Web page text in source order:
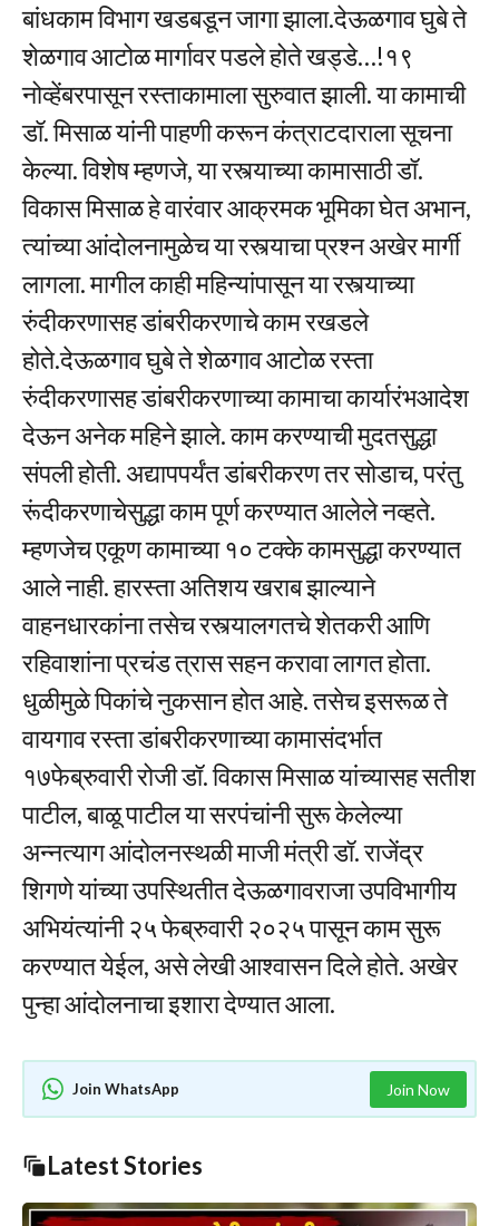
बांधकाम विभाग खडबडून जागा झाला.देऊळगाव घुबे ते
शेळगाव आटोळ मार्गावर पडले होते खड्डे…!१९
नोव्हेंबरपासून रस्ताकामाला सुरुवात झाली. या कामाची
डॉ. मिसाळ यांनी पाहणी करून कंत्राटदाराला सूचना
केल्या. विशेष म्हणजे, या रस्त्याच्या कामासाठी डॉ.
विकास मिसाळ हे वारंवार आक्रमक भूमिका घेत अभान,
त्यांच्या आंदोलनामुळेच या रस्त्याचा प्रश्न अखेर मार्गी
लागला. मागील काही महिन्यांपासून या रस्त्याच्या
रुंदीकरणासह डांबरीकरणाचे काम रखडले
होते.देऊळगाव घुबे ते शेळगाव आटोळ रस्ता
रुंदीकरणासह डांबरीकरणाच्या कामाचा कार्यारंभआदेश
देऊन अनेक महिने झाले. काम करण्याची मुदतसुद्धा
संपली होती. अद्यापपर्यंत डांबरीकरण तर सोडाच, परंतु
रूंदीकरणाचेसुद्धा काम पूर्ण करण्यात आलेले नव्हते.
म्हणजेच एकूण कामाच्या १० टक्के कामसुद्धा करण्यात
आले नाही. हारस्ता अतिशय खराब झाल्याने
वाहनधारकांना तसेच रस्त्यालगतचे शेतकरी आणि
रहिवाशांना प्रचंड त्रास सहन करावा लागत होता.
धुळीमुळे पिकांचे नुकसान होत आहे. तसेच इसरूळ ते
वायगाव रस्ता डांबरीकरणाच्या कामासंदर्भात
१७फेब्रुवारी रोजी डॉ. विकास मिसाळ यांच्यासह सतीश
पाटील, बाळू पाटील या सरपंचांनी सुरू केलेल्या
अन्नत्याग आंदोलनस्थळी माजी मंत्री डॉ. राजेंद्र
शिगणे यांच्या उपस्थितीत देऊळगावराजा उपविभागीय
अभियंत्यांनी २५ फेब्रुवारी २०२५ पासून काम सुरू
करण्यात येईल, असे लेखी आश्वासन दिले होते. अखेर
पुन्हा आंदोलनाचा इशारा देण्यात आला.
Join WhatsApp Join Now
Latest Stories